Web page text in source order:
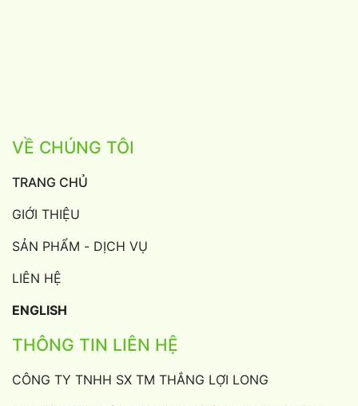
VỀ CHÚNG TÔI
TRANG CHỦ
GIỚI THIỆU
SẢN PHẨM - DỊCH VỤ
LIÊN HỆ
ENGLISH
THÔNG TIN LIÊN HỆ
CÔNG TY TNHH SX TM THẮNG LỢI LONG